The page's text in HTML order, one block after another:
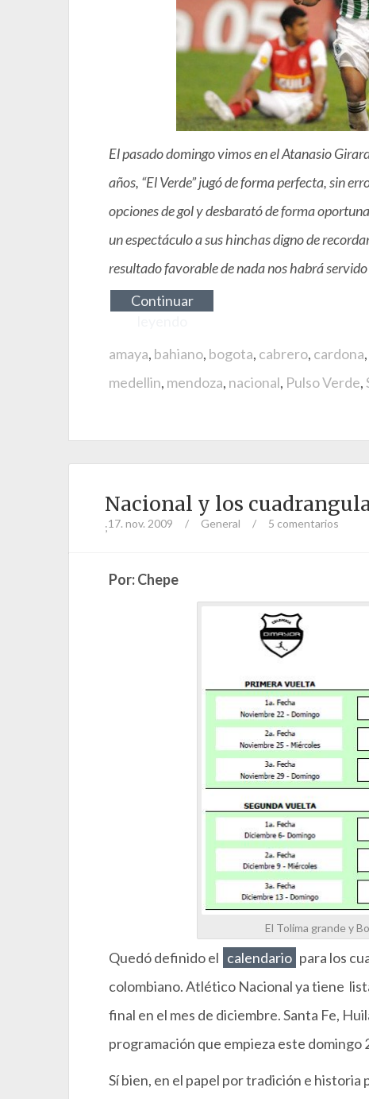
El pasado domingo vimos en el Atanasio
años, “El Verde” jugó de forma perfecta, sin
opciones de gol y desbarató de forma
un espectáculo a sus hinchas digno de
resultado favorable de nada nos habrá
Continuar
amaya, bahiano, bogota, cabrero, cardona,
medellin, mendoza, nacional, Pulso Verde,
Nacional y los
;17. nov. 2009 / General / 5 comentarios
Por: Chepe
El Tolima grande y
Quedó definido el calendario para los
colombiano. Atlético Nacional ya tiene
final en el mes de diciembre. Santa Fe,
programación que empieza este domingo
Sí bien, en el papel por tradición e